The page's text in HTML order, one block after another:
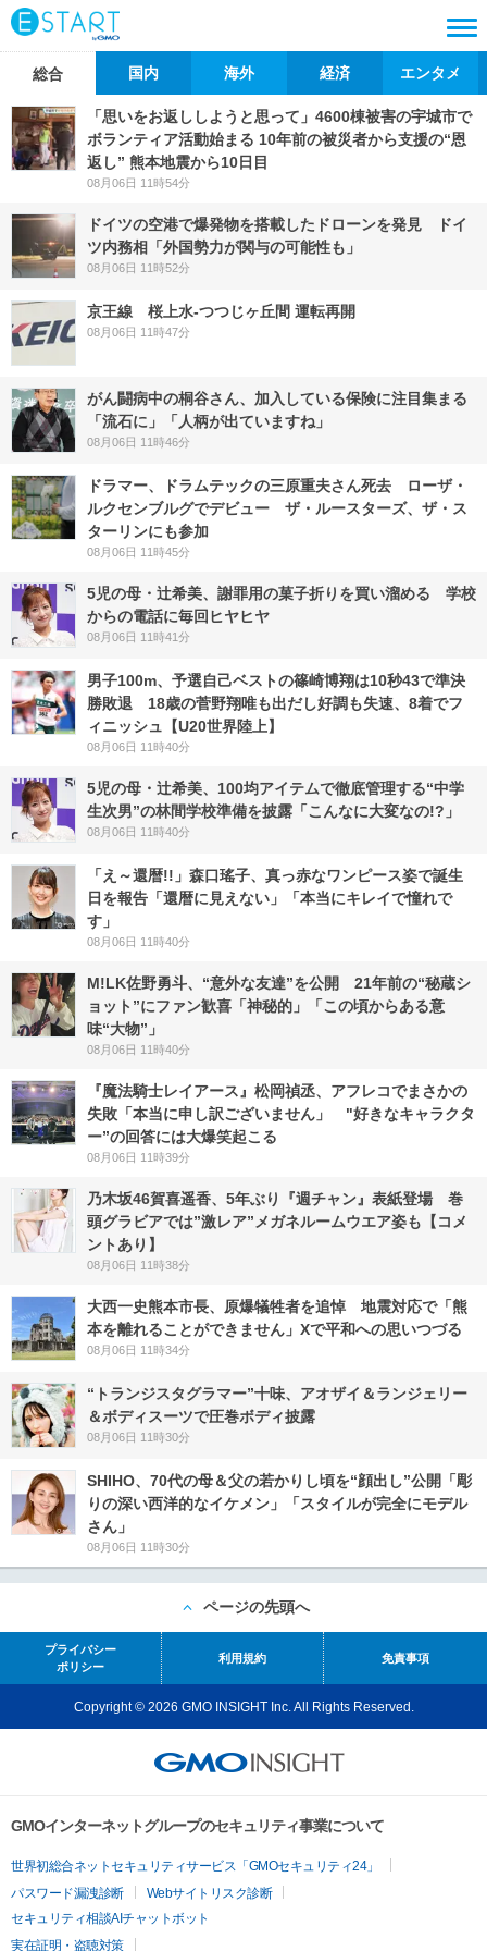
総合 国内 海外 経済 エンタメ
「思いをお返ししようと思って」4600棟被害の宇城市で
ボランティア活動始まる 10年前の被災者から支援の“恩
返し” 熊本地震から10日目
08月06日 11時54分
ドイツの空港で爆発物を搭載したドローンを発見 ドイ
ツ内務相「外国勢力が関与の可能性も」
08月06日 11時52分
京王線 桜上水-つつじヶ丘間 運転再開
08月06日 11時47分
がん闘病中の桐谷さん、加入している保険に注目集まる
「流石に」「人柄が出ていますね」
08月06日 11時46分
ドラマー、ドラムテックの三原重夫さん死去 ローザ・
ルクセンブルグでデビュー ザ・ルースターズ、ザ・ス
ターリンにも参加
08月06日 11時45分
5児の母・辻希美、謝罪用の菓子折りを買い溜める 学校
からの電話に毎回ヒヤヒヤ
08月06日 11時41分
男子100m、予選自己ベストの篠崎博翔は10秒43で準決
勝敗退 18歳の菅野翔唯も出だし好調も失速、8着でフ
ィニッシュ【U20世界陸上】
08月06日 11時40分
5児の母・辻希美、100均アイテムで徹底管理する“中学
生次男”の林間学校準備を披露「こんなに大変なの!?」
08月06日 11時40分
「え～還暦!!」森口瑤子、真っ赤なワンピース姿で誕生
日を報告「還暦に見えない」「本当にキレイで憧れで
す」
08月06日 11時40分
M!LK佐野勇斗、“意外な友達”を公開 21年前の“秘蔵シ
ョット”にファン歓喜「神秘的」「この頃からある意
味“大物”」
08月06日 11時40分
『魔法騎士レイアース』松岡禎丞、アフレコでまさかの
失敗「本当に申し訳ございません」 "好きなキャラクタ
ー”の回答には大爆笑起こる
08月06日 11時39分
乃木坂46賀喜遥香、5年ぶり『週チャン』表紙登場 巻
頭グラビアでは”激レア”メガネルームウエア姿も【コメ
ントあり】
08月06日 11時38分
大西一史熊本市長、原爆犠牲者を追悼 地震対応で「熊
本を離れることができません」Xで平和への思いつづる
08月06日 11時34分
“トランジスタグラマー”十味、アオザイ＆ランジェリー
＆ボディスーツで圧巻ボディ披露
08月06日 11時30分
SHIHO、70代の母＆父の若かりし頃を“顔出し”公開「彫
りの深い西洋的なイケメン」「スタイルが完全にモデル
さん」
08月06日 11時30分
ページの先頭へ
プライバシー
ポリシー
利用規約 免責事項
Copyright © 2026 GMO INSIGHT Inc. All Rights Reserved.
GMOインターネットグループのセキュリティ事業について
世界初総合ネットセキュリティサービス「GMOセキュリティ24」
パスワード漏洩診断
Webサイトリスク診断
セキュリティ相談AIチャットボット
実在証明・盗聴対策